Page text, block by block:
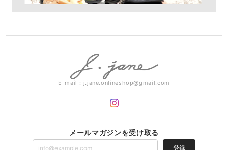
E-mail： j.jane.onlineshop@gmail.com
メールマガジンを受け取る
登録